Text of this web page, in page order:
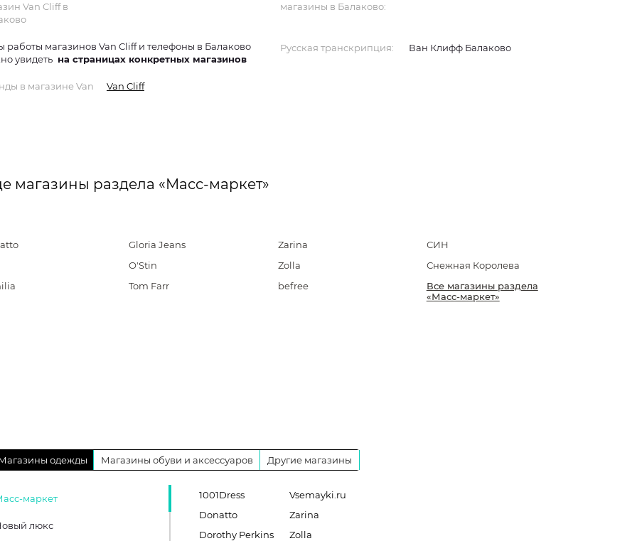
Van Cliff в
работы магазинов Van Cliff и телефоны в Балаково
увидеть на страницах конкретных магазинов
магазины в Балаково:
Русская транскрипция: Ван Клифф Балаково
в магазине Van
Van Cliff
магазины раздела «Масс-маркет»
Gloria Jeans
O'Stin
Tom Farr
Zarina
Zolla
befree
СИН
Снежная Королева
Все магазины раздела
«Масс-маркет»
одежды Магазины обуви и аксессуаров Другие магазины
маркет
люкс
1001Dress
Donatto
Dorothy Perkins
Vsemayki.ru
Zarina
Zolla